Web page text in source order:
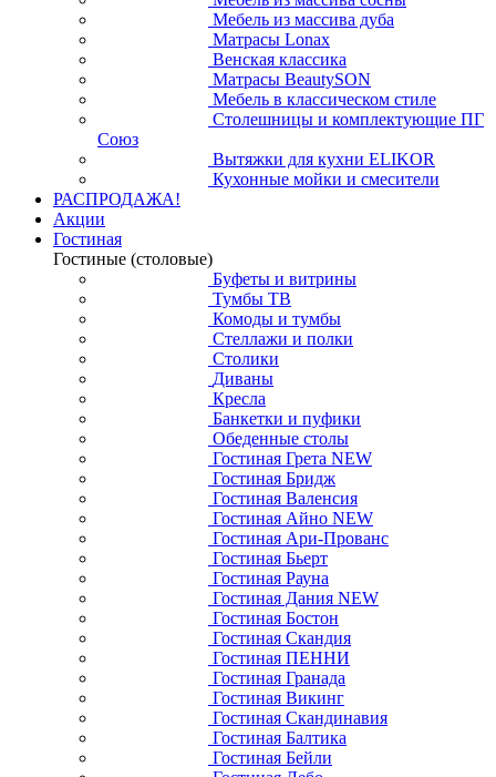
Мебель из массива дуба
Матрасы Lonax
Венская классика
Матрасы BeautySON
Мебель в классическом стиле
Столешницы и комплектующие ПГ
Союз
Вытяжки для кухни ELIKOR
Кухонные мойки и смесители
РАСПРОДАЖА!
Акции
Гостиная
Гостиные (столовые)
Буфеты и витрины
Тумбы ТВ
Комоды и тумбы
Стеллажи и полки
Столики
Диваны
Кресла
Банкетки и пуфики
Обеденные столы
Гостиная Грета NEW
Гостиная Бридж
Гостиная Валенсия
Гостиная Айно NEW
Гостиная Ари-Прованс
Гостиная Бьерт
Гостиная Рауна
Гостиная Дания NEW
Гостиная Бостон
Гостиная Скандия
Гостиная ПЕННИ
Гостиная Гранада
Гостиная Викинг
Гостиная Скандинавия
Гостиная Балтика
Гостиная Бейли